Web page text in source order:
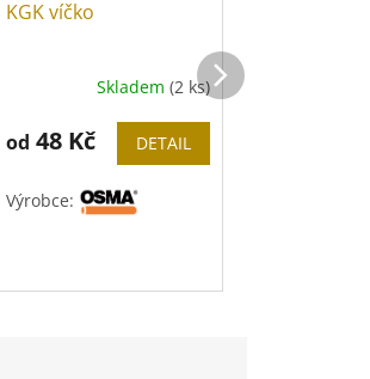
KGK víčko
Skladem (2 ks)
od 48 Kč DETAIL
Výrobce: